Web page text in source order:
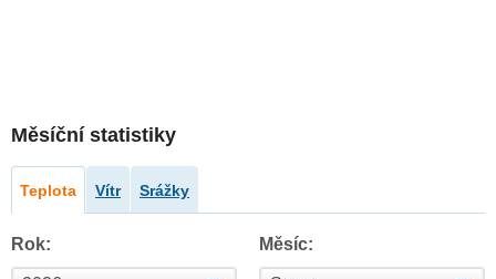
Měsíční statistiky
Teplota Vítr Srážky
Rok: Měsíc: